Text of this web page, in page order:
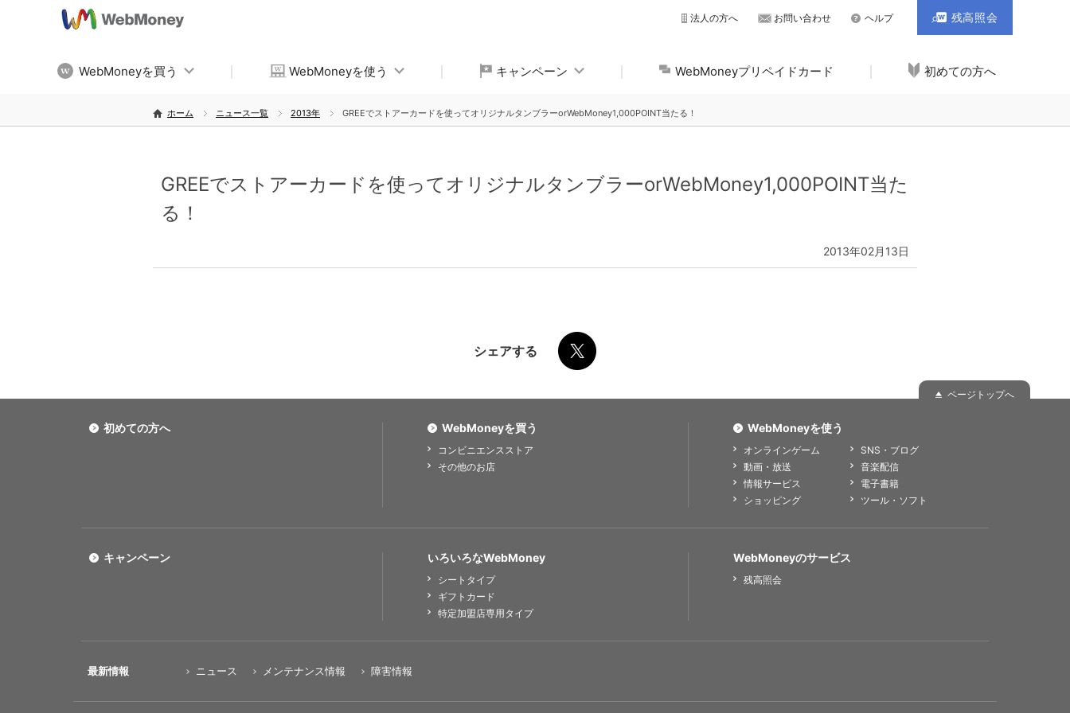
WebMoneyを買う WebMoneyを使う キャンペーン WebMoneyプリペイドカード 初めての方へ
法人の方へ お問い合わせ ヘルプ 残高照会
ホーム ニュース一覧 2013年 GREEでストアーカードを使ってオリジナルタンブラーorWebMoney1,000POINT当たる！
GREEでストアーカードを使ってオリジナルタンブラーorWebMoney1,000POINT当た
る！
2013年02月13日
シェアする
ページトップへ
初めての方へ WebMoneyを買う
コンビニエンスストア
その他のお店
WebMoneyを使う
オンラインゲーム
SNS・ブログ
動画・放送
音楽配信
情報サービス
電子書籍
ショッピング
ツール・ソフト
いろいろなWebMoney
シートタイプ
ギフトカード
特定加盟店専用タイプ
キャンペーン WebMoneyのサービス
残高照会
最新情報 ニュース メンテナンス情報 障害情報